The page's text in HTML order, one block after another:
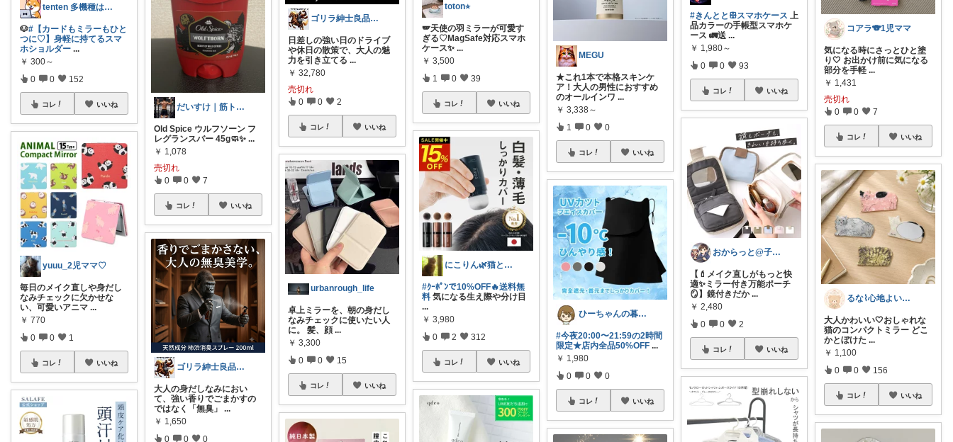
tenten 多機種はAndro ok
🐶#【カードもミラーもひと
つに♡】身軽に持てるスマ
ホショルダー ...
￥ 300～
0 0 152
コレ いいね
yuuu_2児ママ♡
毎日のメイク直しや身だし
なみチェックに欠かせな
い、可愛いアニマ ...
￥ 770
0 0 1
コレ いいね
だいすけ｜筋トレ×健康食✕バイクROOM
Old Spice ウルフソーン フ
レグランスバー 45g🧼✨ ...
￥ 1,078
売切れ
0 0 7
コレ いいね
ゴリラ紳士良品図鑑🦍経由購入感謝です！
大人の身だしなみにおい
て、強い香りでごまかすの
ではなく「無臭」
...
￥ 1,650
0 0 0
ゴリラ紳士良品図鑑🦍経由購入感謝です！
日差しの強い日のドライブ
や休日の散策で、大人の魅
力を引き立てる ...
￥ 32,780
売切れ
0 0 2
コレ いいね
urbanrough_life
卓上ミラーを、朝の身だし
なみチェックに使いたい人
に。 髪、顔 ...
￥ 3,300
0 0 15
コレ いいね
toton⭐︎
🪽天使の羽ミラーが可愛す
ぎる♡MagSafe対応スマホ
ケース✨ ...
￥ 3,500
1 0 39
コレ いいね
にこりん🌿猫と暮らす主婦のROOM😹
#ｸｰﾎﾟﾝで10%OFF🔥送料無
料 気になる生え際や分け目
...
￥ 3,980
0 2 312
コレ いいね
MEGU
★これ1本で本格スキンケ
ア！大人の男性におすすめ
のオールインワ ...
￥ 3,338～
1 0 0
コレ いいね
ひーちゃんの暮らしと服ROOM🌷
#今夜20:00〜21:59の2時間
限定★店内全品50%OFF ...
￥ 1,980
0 0 0
コレ いいね
#きんととꕥスマホケース 上
品カラーの手帳型スマホケ
ース 🚛送 ...
￥ 1,980～
0 0 93
コレ いいね
おからっと@子育てに余裕を✨
【💄メイク直しがもっと快
適✨ミラー付き万能ポーチ
🪞】鏡付きだか ...
￥ 2,480
0 0 2
コレ いいね
コアラ🐨1児ママ
気になる時にさっとひと塗
り🤍 お出かけ前に気になる
部分を手軽 ...
￥ 1,431
売切れ
0 0 7
コレ いいね
るな⌇心地よい暮らし
大人かわいい🤍おしゃれな
猫のコンパクトミラー どこ
かとぼけた ...
￥ 1,100
0 0 156
コレ いいね